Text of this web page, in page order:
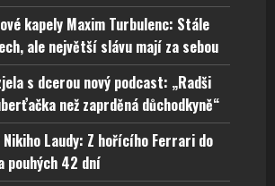
kapely Maxim Turbulenc: Stále
ale největší slávu mají za sebou
s dcerou nový podcast: „Radši
než zaprděná důchodkyně“
Laudy: Z hořícího Ferrari do
pouhých 42 dní